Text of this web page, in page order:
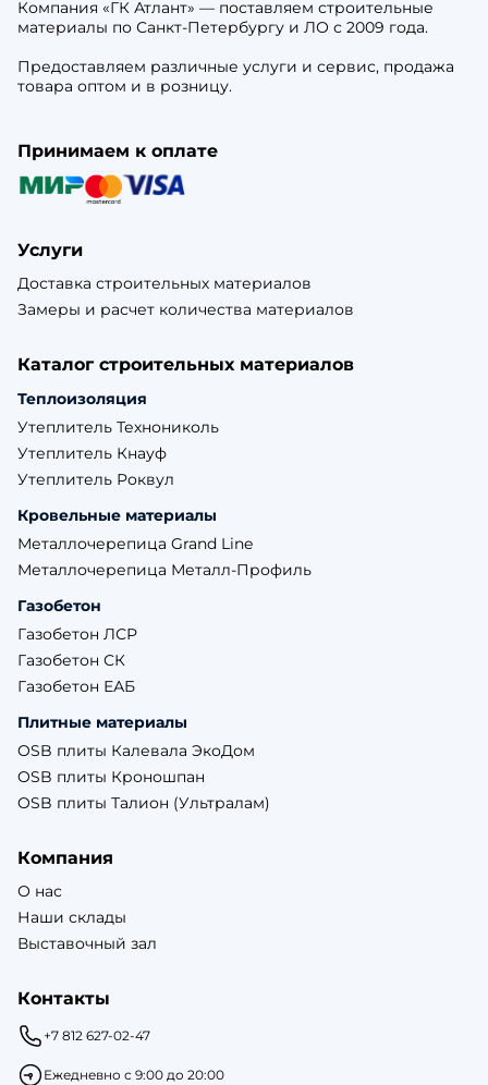
Компания «ГК Атлант» — поставляем строительные
материалы по Санкт-Петербургу и ЛО с 2009 года.
Предоставляем различные услуги и сервис, продажа
товара оптом и в розницу.
Принимаем к оплате
Услуги
Доставка строительных материалов
Замеры и расчет количества материалов
Каталог строительных материалов
Теплоизоляция
Утеплитель Технониколь
Утеплитель Кнауф
Утеплитель Роквул
Кровельные материалы
Металлочерепица Grand Line
Металлочерепица Металл-Профиль
Газобетон
Газобетон ЛСР
Газобетон СК
Газобетон ЕАБ
Плитные материалы
OSB плиты Калевала ЭкоДом
OSB плиты Кроношпан
OSB плиты Талион (Ультралам)
Компания
О нас
Наши склады
Выставочный зал
Контакты
+7 812 627-02-47
Ежедневно с 9:00 до 20:00